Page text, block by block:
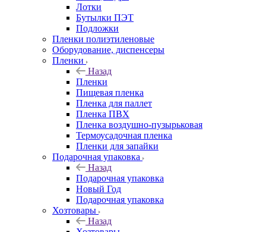
Лотки
Бутылки ПЭТ
Подложки
Пленки полиэтиленовые
Оборудование, диспенсеры
Пленки
Назад
Пленки
Пищевая пленка
Пленка для паллет
Пленка ПВХ
Пленка воздушно-пузырьковая
Термоусадочная пленка
Пленки для запайки
Подарочная упаковка
Назад
Подарочная упаковка
Новый Год
Подарочная упаковка
Хозтовары
Назад